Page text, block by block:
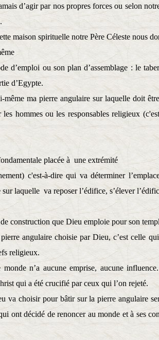
d’agir par nos propres forces ou selon
maison spirituelle notre Père Céleste nous
d’emploi ou son plan d’assemblage : le
d’Egypte.
même ma pierre angulaire sur laquelle doit
les hommes ou les responsables religieux
placée à une extrémité
c'est-à-dire qui va déterminer
sur laquelle va reposer l’édifice, s’élever
construction que Dieu emploie pour son
angulaire choisie par Dieu, c’est celle
religieux.
n’a aucune emprise, aucune
qui a été crucifié par ceux qui l’on rejeté.
va choisir pour bâtir sur la pierre angulaire
ont décidé de renoncer au monde et à ses